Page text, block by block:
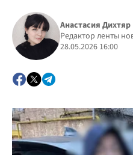
Анастасия Дихтяр
Редактор ленты
28.05.2026 16:00